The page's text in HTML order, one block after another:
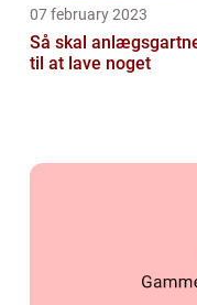
07 february 2023
Så skal
til at lave noget